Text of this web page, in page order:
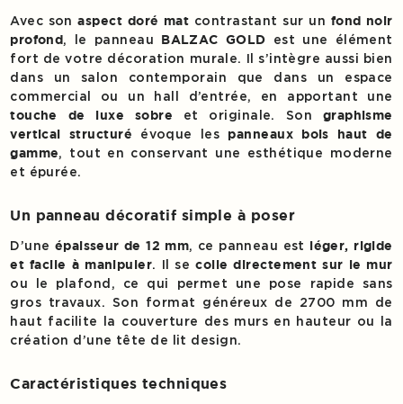
Avec sonaspect doré mat contrastant sur un fond noir
profond , le panneau BALZAC GOLD
est une élément
fort de votre décoration murale. Il s’intègre aussi bien
dans un salon contemporain que dans un espace
commercial ou un hall d’entrée, en apportant une
touche de luxe sobre et originale. Son
graphisme
vertical structuré
évoque les
panneaux bois haut de
gamme, tout en conservant une esthétique moderne
et épurée.
Un panneau décoratif simple à poser
D’une épaisseur de 12 mm, ce panneau est
léger, rigide
et facile à manipuler. Il secolle directement sur le mur
ou le plafond, ce qui permet une pose rapide sans
gros travaux. Son format généreux de 2700 mm de
haut facilite la couverture des murs en hauteur ou la
création d’une tête de lit design.
Caractéristiques techniques